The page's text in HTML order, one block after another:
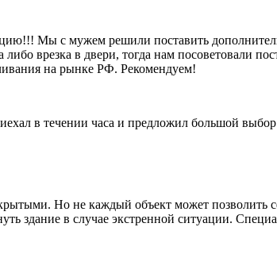
Мы с мужем решили поставить
врезка в двери, тогда нам посоветовали
на рынке РФ. Рекомендуем!
в течении часа и предложил большой
Но не каждый объект может позволить
здание в случае экстренной ситуации.